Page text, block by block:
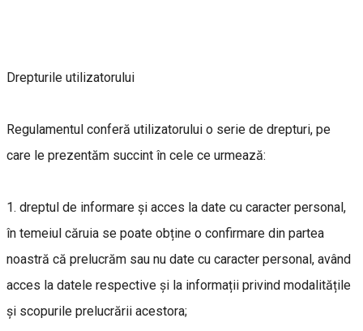
Drepturile utilizatorului
Regulamentul conferă utilizatorului o serie de drepturi, pe
care le prezentăm succint în cele ce urmează:
1. dreptul de informare și acces la date cu caracter personal,
în temeiul căruia se poate obține o confirmare din partea
noastră că prelucrăm sau nu date cu caracter personal, având
acces la datele respective și la informații privind modalitățile
și scopurile prelucrării acestora;